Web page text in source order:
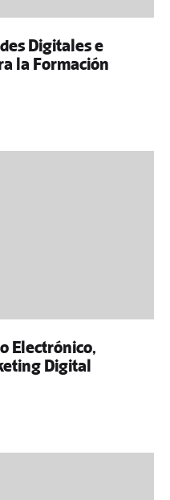
Digitales e
la Formación
Electrónico,
Digital